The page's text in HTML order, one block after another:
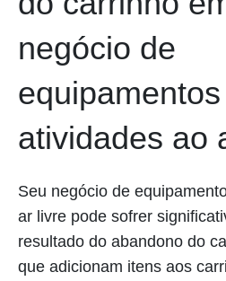
negócio de
atividades ao
Seu negócio de
ar livre pode sofrer
resultado do abandono do
que adicionam itens aos